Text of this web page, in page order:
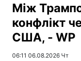
Між
конфлікт
США, - WP
06:11 06.08.2026 Чт